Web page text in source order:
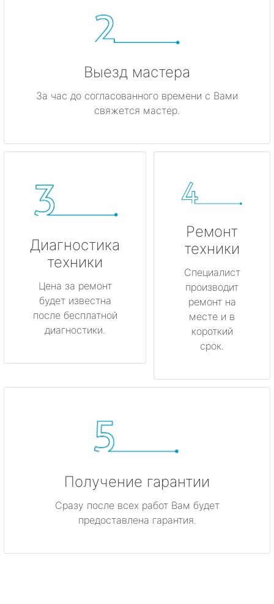
Выезд мастера
За час до согласованного времени с Вами
свяжется мастер.
Диагностика
техники
Цена за ремонт
будет известна
после бесплатной
диагностики.
Ремонт
техники
Специалист
производит
ремонт на
месте и в
короткий
срок.
Получение гарантии
Сразу после всех работ Вам будет
предоставлена гарантия.